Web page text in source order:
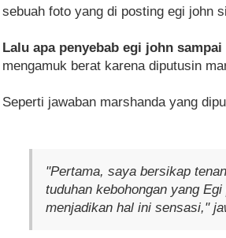
sebuah foto yang di posting egi john
Lalu apa penyebab egi john
mengamuk berat karena diputusin
Seperti jawaban marshanda yang
"Pertama, saya bersikap
tuduhan kebohongan yang
menjadikan hal ini sensasi,"